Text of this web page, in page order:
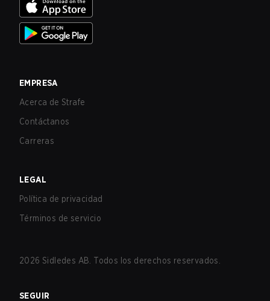
EMPRESA
Acerca de Strafe
Contáctanos
Carreras
LEGAL
Política de privacidad
Términos de servicio
2026 Sidledes AB. Todos los derechos reservados.
SEGUIR